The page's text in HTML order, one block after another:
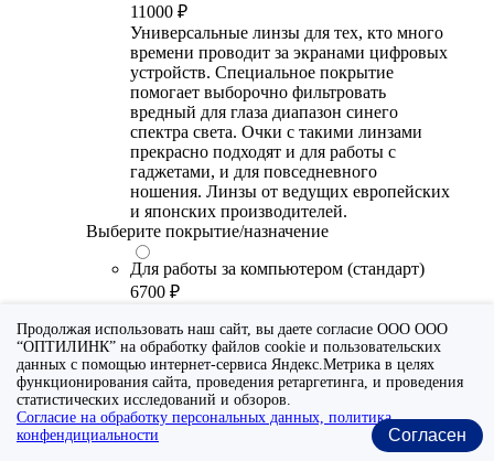
11000 ₽
Универсальные линзы для тех, кто много
времени проводит за экранами цифровых
устройств. Специальное покрытие
помогает выборочно фильтровать
вредный для глаза диапазон синего
спектра света. Очки с такими линзами
прекрасно подходят и для работы с
гаджетами, и для повседневного
ношения. Линзы от ведущих европейских
и японских производителей.
Выберите покрытие/назначение
Для работы за компьютером (стандарт)
6700 ₽
времени проводит за экранами цифровых
устройств. Специальное покрытие (блю
блокер) помогает снизить воздействие
синего света от излучения мониторов.
Рекомендуются для использования во
время работы с гаджетами, не для
Продолжая использовать наш сайт, вы даете согласие ООО ООО
“ОПТИЛИНК” на обработку файлов cookie и пользовательских
данных с помощью интернет-сервиса Яндекс.Метрика в целях
функционирования сайта, проведения ретаргетинга, и проведения
статистических исследований и обзоров.
Согласие на обработку персональных данных, политика
конфендициальности
Согласен